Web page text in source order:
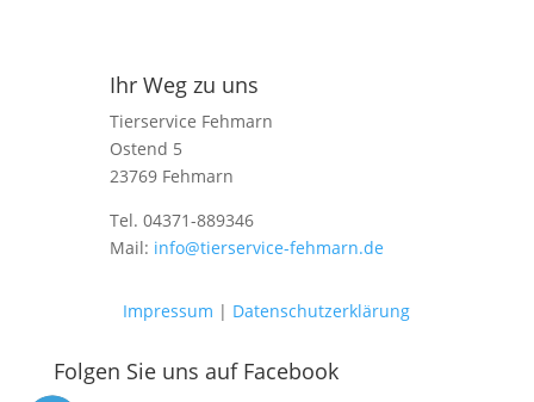
Ihr Weg zu uns
Tierservice Fehmarn
Ostend 5
23769 Fehmarn
Tel. 04371-889346
Mail: info@tierservice-fehmarn.de
Impressum | Datenschutzerklärung
Folgen Sie uns auf Facebook